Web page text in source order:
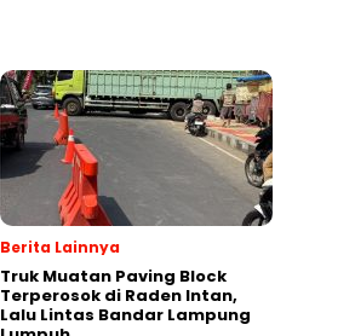
Berita Lainnya
Truk Muatan Paving Block
Terperosok di Raden Intan,
Lalu Lintas Bandar Lampung